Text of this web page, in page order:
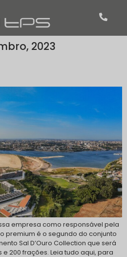
2023
empresa como responsável pela
premium é o segundo do conjunto
Sal D’Ouro Collection que será
200 frações. Leia tudo aqui, para